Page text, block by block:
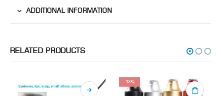
ADDITIONAL INFORMATION
RELATED PRODUCTS
-18%